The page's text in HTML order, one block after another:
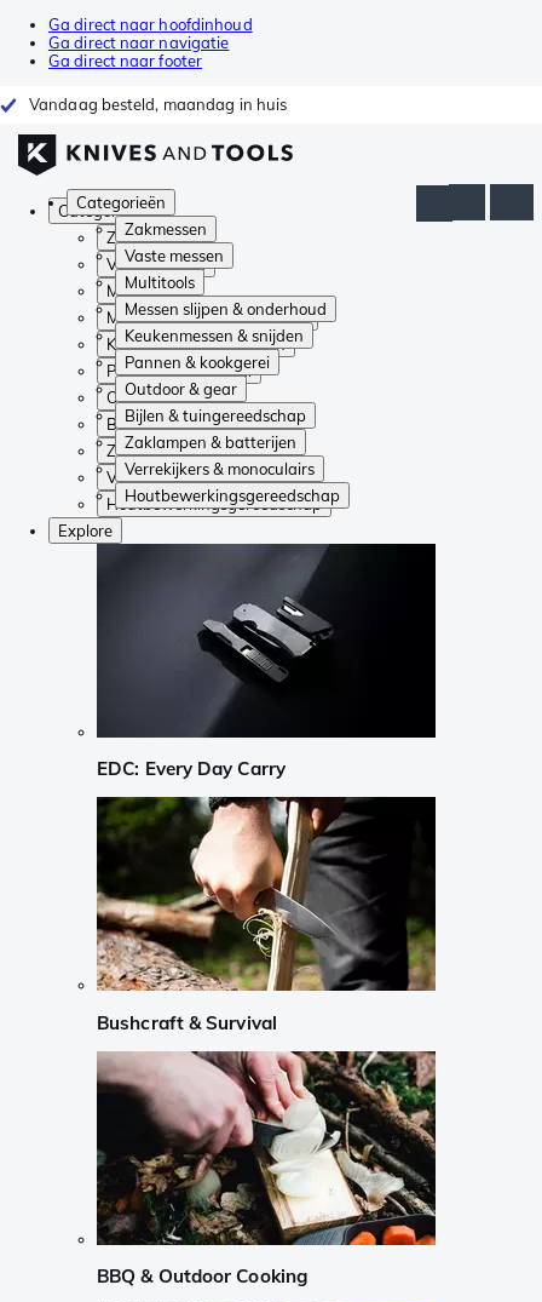
Ga direct naar hoofdinhoud
Ga direct naar navigatie
Ga direct naar footer
Vandaag besteld, maandag in huis
Categorieën
Zakmessen
Vaste messen
Multitools
Messen slijpen & onderhoud
Keukenmessen & snijden
Pannen & kookgerei
Outdoor & gear
Bijlen & tuingereedschap
Zaklampen & batterijen
Verrekijkers & monoculairs
Houtbewerkingsgereedschap
Categorieën
Zakmessen
Vaste messen
Multitools
Messen slijpen & onderhoud
Keukenmessen & snijden
Pannen & kookgerei
Outdoor & gear
Bijlen & tuingereedschap
Zaklampen & batterijen
Verrekijkers & monoculairs
Houtbewerkingsgereedschap
Explore
EDC: Every Day Carry
Bushcraft & Survival
BBQ & Outdoor Cooking